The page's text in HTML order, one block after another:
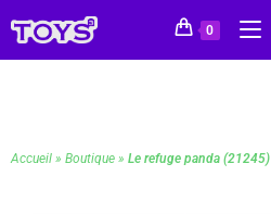
0
Accueil » Boutique » Le refuge panda (21245)